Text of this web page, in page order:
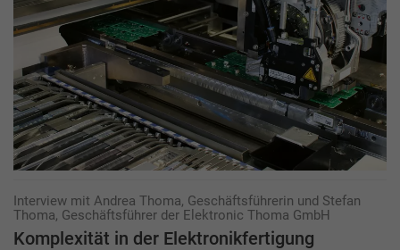
Interview mit Andrea Thoma, Geschäftsführerin und Stefan
Thoma, Geschäftsführer der Elektronic Thoma GmbH
Komplexität in der Elektronikfertigung